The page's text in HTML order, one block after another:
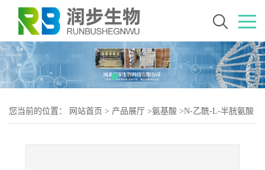
您当前的位置： 网站首页 > 产品展厅 >氨基酸 >N-乙酰-L-半胱氨酸